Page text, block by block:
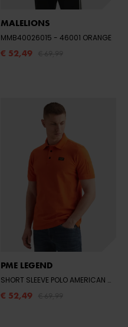
MALELIONS
MMB40026015 - 46001 ORANGE
€ 52,49
PME LEGEND
SHORT SLEEVE POLO AMERICAN CLASSIC
€ 52,49